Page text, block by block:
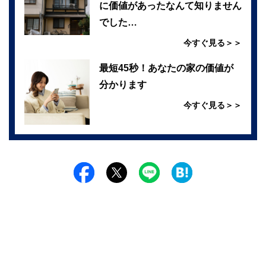
に価値があったなんて知りません
でした…
今すぐ見る＞＞
最短45秒！あなたの家の価値が
分かります
今すぐ見る＞＞